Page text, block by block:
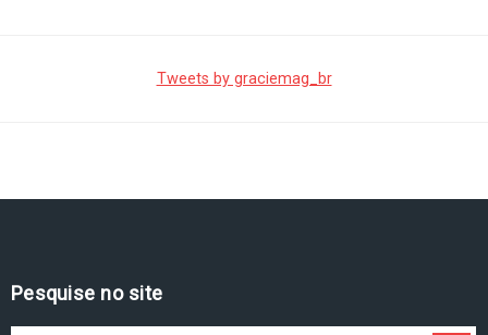
Tweets by graciemag_br
Pesquise no site